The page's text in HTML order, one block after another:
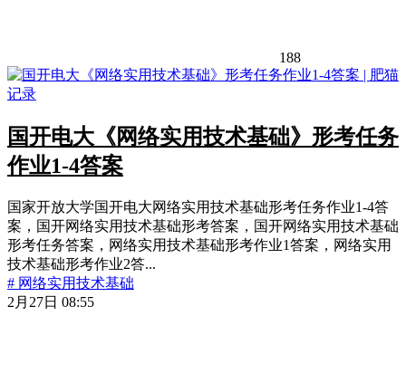
188
国开电大《网络实用技术基础》形考任务
作业1-4答案
国家开放大学国开电大网络实用技术基础形考任务作业1-4答
案，国开网络实用技术基础形考答案，国开网络实用技术基础
形考任务答案，网络实用技术基础形考作业1答案，网络实用
技术基础形考作业2答...
# 网络实用技术基础
2月27日 08:55